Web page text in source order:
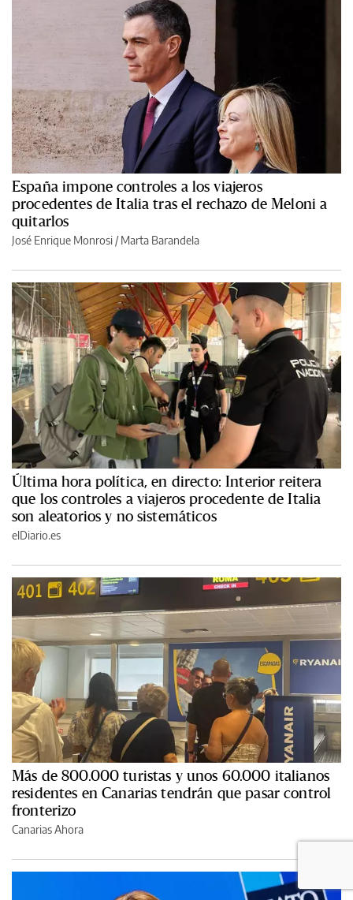
España impone controles a los viajeros
procedentes de Italia tras el rechazo de Meloni a
quitarlos
José Enrique Monrosi /Marta Barandela
Última hora política, en directo: Interior reitera
que los controles a viajeros procedente de Italia
son aleatorios y no sistemáticos
elDiario.es
Más de 800.000 turistas y unos 60.000 italianos
residentes en Canarias tendrán que pasar control
fronterizo
Canarias Ahora